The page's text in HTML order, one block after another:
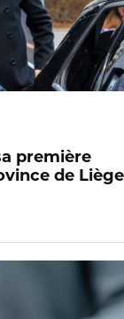
première
de Liège